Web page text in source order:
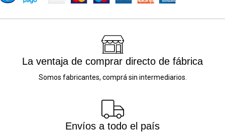
La ventaja de comprar directo de fábrica
Somos fabricantes, comprá sin intermediarios.
Envíos a todo el país